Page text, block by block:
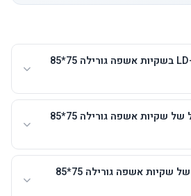
מה ההבדל בין HD ל-LD בשקיות אשפה גורילה 75*85
כמה שקיות יש בגליל של שקיות אשפה גורילה 75*85
מה מינימום ההזמנה של שקיות אשפה גורילה 75*85